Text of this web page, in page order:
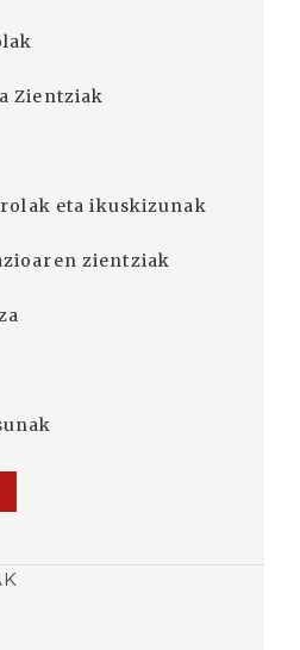
Zientziak
eta ikuskizunak
zientziak